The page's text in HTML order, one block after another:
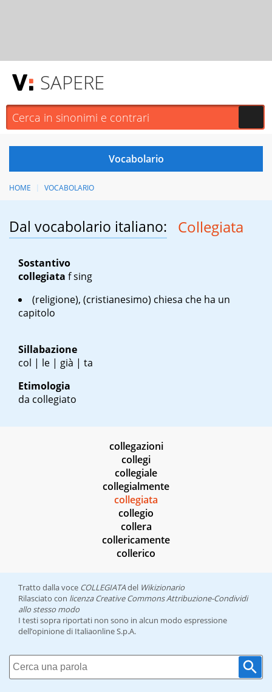
SAPERE
HOME VOCABOLARIO
Dal vocabolario italiano: Collegiata
Sostantivo
collegiata f sing
(religione), (cristianesimo) chiesa che ha un
capitolo
Sillabazione
col | le | già | ta
Etimologia
da collegiato
collegazioni
collegi
collegiale
collegialmente
collegiata
collegio
collera
collericamente
collerico
Tratto dalla voce COLLEGIATAdel Wikizionario
Rilasciato con licenza Creative Commons Attribuzione-Condividi
allo stesso modo
I testi sopra riportati non sono in alcun modo espressione
dell’opinione di Italiaonline S.p.A.